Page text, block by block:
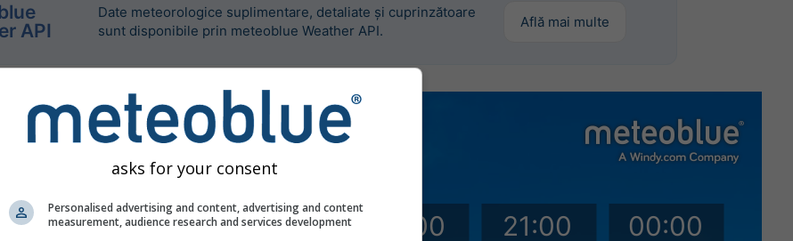
API
Date meteorologice suplimentare, detaliate și cuprinzătoare
sunt disponibile prin meteoblue Weather API.
Află mai multe
asks for your consent
Personalised advertising and content, advertising and content
measurement, audience research and services development